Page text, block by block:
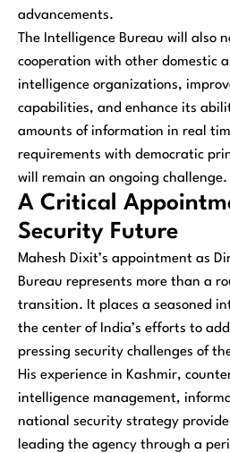
advancements.
The Intelligence Bureau will also
cooperation with other domestic
intelligence organizations,
capabilities, and enhance its
amounts of information in real
requirements with democratic
will remain an ongoing challenge.
A Critical
Security Future
Mahesh Dixit’s appointment as
Bureau represents more than a
transition. It places a seasoned
the center of India’s efforts to
pressing security challenges of
His experience in Kashmir,
intelligence management,
national security strategy
leading the agency through a